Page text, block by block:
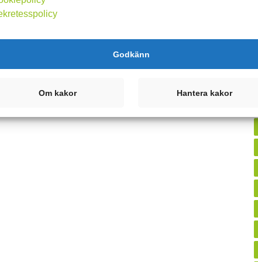
Godkänn
Om kakor Hantera kakor